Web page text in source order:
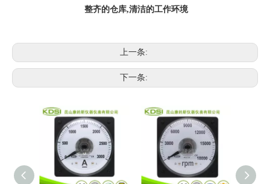
整齐的仓库,清洁的工作环境
上一条:
下一条: